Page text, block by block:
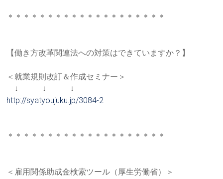
＊＊＊＊＊＊＊＊＊＊＊＊＊＊＊＊＊＊＊＊
【働き方改革関連法への対策はできていますか？】
＜就業規則改訂＆作成セミナー＞
↓ ↓ ↓
http://syatyoujuku.jp/3084-2
＊＊＊＊＊＊＊＊＊＊＊＊＊＊＊＊＊＊＊＊
＜雇用関係助成金検索ツール（厚生労働省）＞